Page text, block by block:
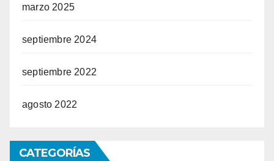
marzo 2025
septiembre 2024
septiembre 2022
agosto 2022
CATEGORÍAS